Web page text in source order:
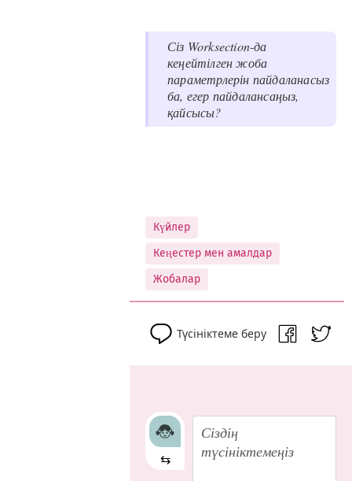
Сіз Work­sec­tion-да
кеңейтілген жоба
параметрлерін пайдаланасыз
ба, егер пайдалансаңыз,
қайсысы?
Күйлер
Кеңестер мен амалдар
Жобалар
Түсініктеме беру
⇆